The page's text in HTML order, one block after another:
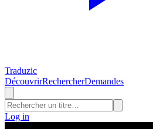
Traduzic
DécouvrirRechercherDemandes
Log in